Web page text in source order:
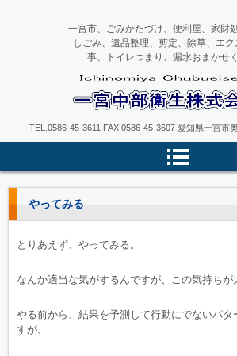
一宮中部衛生
一宮市、ごみかたづけ、便利屋、家財
しごみ、遺品整理、剪定、除草、エ
事、トイレつまり、漏水おまかせ
TEL.0586-45-3611 FAX.0586-45-3607 愛知県一宮市
やってみる
とりあえず、やってみる。
なんか適当な気がするんですが、この気持ちが
やる前から、結果を予測して行動にでないパタ
すが、